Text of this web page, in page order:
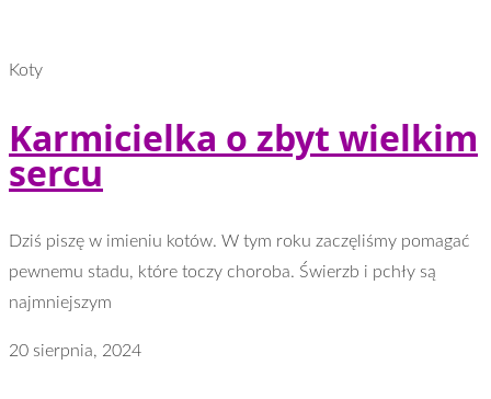
Koty
Karmicielka o zbyt wielkim
sercu
Dziś piszę w imieniu kotów. W tym roku zaczęliśmy pomagać
pewnemu stadu, które toczy choroba. Świerzb i pchły są
najmniejszym
20 sierpnia, 2024